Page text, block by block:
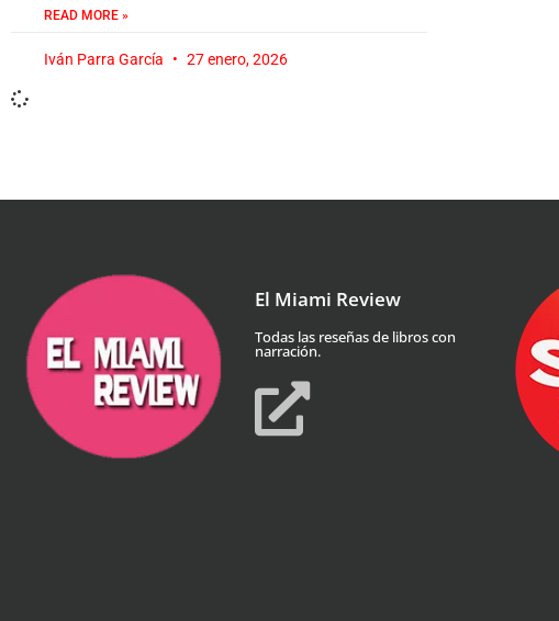
READ MORE »
Iván Parra García 27 enero, 2026
El Miami Review
Todas las reseñas de libros con
narración.